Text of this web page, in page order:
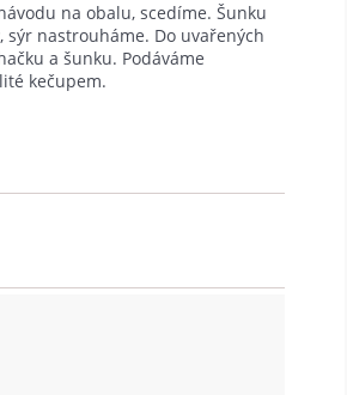
na obalu, scedíme. Šunku
sýr nastrouháme. Do uvařených
a šunku. Podáváme
kečupem.